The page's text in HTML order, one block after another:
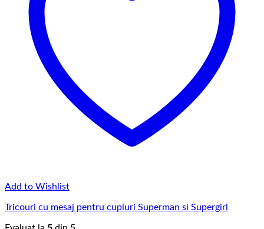
Add to Wishlist
Tricouri cu mesaj pentru cupluri Superman si Supergirl